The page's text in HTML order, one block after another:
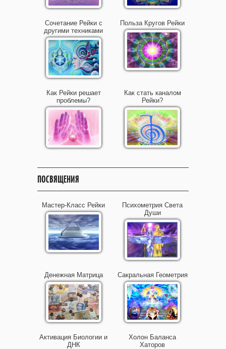
Сочетание Рейки с
другими техниками
Польза Кругов Рейки
Как Рейки решает
проблемы?
Как стать каналом
Рейки?
ПОСВЯЩЕНИЯ
Мастер-Класс Рейки
Психометрия Света
Души
Денежная Матрица Сакральная Геометрия
Активация Биологии и
ДНК
Холон Баланса
Хаторов